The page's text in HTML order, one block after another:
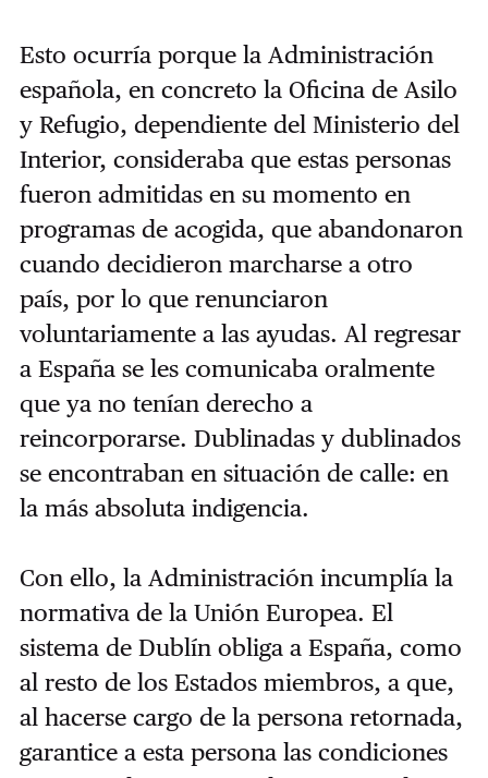
Esto ocurría porque la Administración
española, en concreto la Oficina de Asilo
y Refugio, dependiente del Ministerio del
Interior, consideraba que estas personas
fueron admitidas en su momento en
programas de acogida, que abandonaron
cuando decidieron marcharse a otro
país, por lo que renunciaron
voluntariamente a las ayudas. Al regresar
a España se les comunicaba oralmente
que ya no tenían derecho a
reincorporarse. Dublinadas y dublinados
se encontraban en situación de calle: en
la más absoluta indigencia.
Con ello, la Administración incumplía la
normativa de la Unión Europea. El
sistema de Dublín obliga a España, como
al resto de los Estados miembros, a que,
al hacerse cargo de la persona retornada,
garantice a esta persona las condiciones